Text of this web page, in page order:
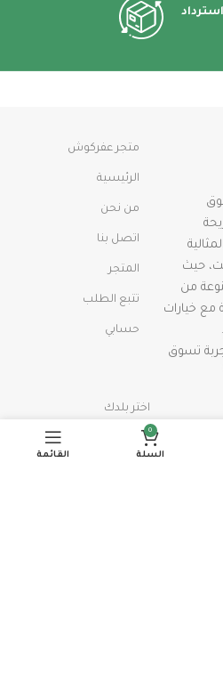
حيث
من
مع خيارات
تسوق
متجر عفركوش
الرئيسية
من نحن
اتصل بنا
المتجر
تتبع الطلب
حسابي
اختر بلدك
0
السلة القائمة